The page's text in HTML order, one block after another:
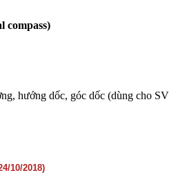
compass)
hướng dốc, góc dốc (dùng cho SV
10/2018)